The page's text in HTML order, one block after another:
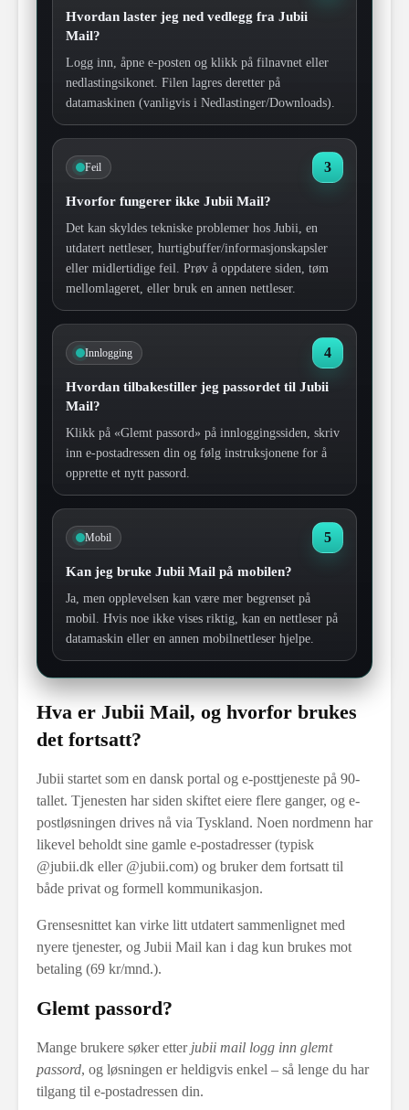
Hvordan laster jeg ned vedlegg fra Jubii
Mail?
Logg inn, åpne e-posten og klikk på filnavnet eller
nedlastingsikonet. Filen lagres deretter på
datamaskinen (vanligvis i Nedlastinger/Downloads).
Feil 3
Hvorfor fungerer ikke Jubii Mail?
Det kan skyldes tekniske problemer hos Jubii, en
utdatert nettleser, hurtigbuffer/informasjonskapsler
eller midlertidige feil. Prøv å oppdatere siden, tøm
mellomlageret, eller bruk en annen nettleser.
Innlogging 4
Hvordan tilbakestiller jeg passordet til Jubii
Mail?
Klikk på «Glemt passord» på innloggingssiden, skriv
inn e-postadressen din og følg instruksjonene for å
opprette et nytt passord.
Mobil 5
Kan jeg bruke Jubii Mail på mobilen?
Ja, men opplevelsen kan være mer begrenset på
mobil. Hvis noe ikke vises riktig, kan en nettleser på
datamaskin eller en annen mobilnettleser hjelpe.
Hva er Jubii Mail, og hvorfor brukes
det fortsatt?
Jubii startet som en dansk portal og e-posttjeneste på 90-
tallet. Tjenesten har siden skiftet eiere flere ganger, og e-
postløsningen drives nå via Tyskland. Noen nordmenn har
likevel beholdt sine gamle e-postadresser (typisk
@jubii.dk eller @jubii.com) og bruker dem fortsatt til
både privat og formell kommunikasjon.
Grensesnittet kan virke litt utdatert sammenlignet med
nyere tjenester, og Jubii Mail kan i dag kun brukes mot
betaling (69 kr/mnd.).
Glemt passord?
Mange brukere søker etter jubii mail logg inn glemt
passord, og løsningen er heldigvis enkel – så lenge du har
tilgang til e-postadressen din.